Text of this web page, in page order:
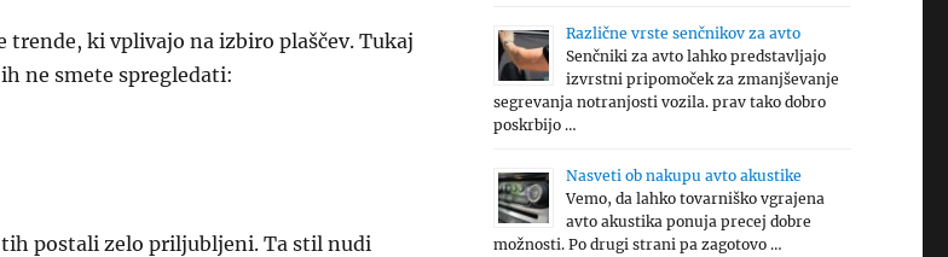
trende, ki vplivajo na izbiro plaščev. Tukaj
ne smete spregledati:
postali zelo priljubljeni. Ta stil nudi
Različne vrste senčnikov za avto
Senčniki za avto lahko predstavljajo
izvrstni pripomoček za zmanjševanje
segrevanja notranjosti vozila. prav tako dobro
poskrbijo …
Nasveti ob nakupu avto akustike
Vemo, da lahko tovarniško vgrajena
avto akustika ponuja precej dobre
možnosti. Po drugi strani pa zagotovo …